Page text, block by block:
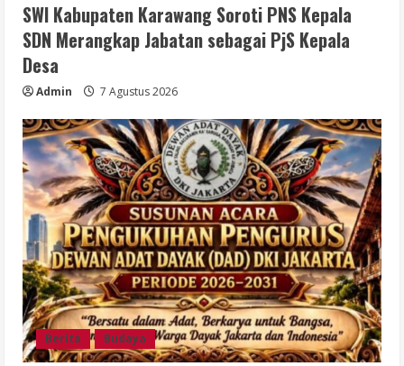
SWI Kabupaten Karawang Soroti PNS Kepala
SDN Merangkap Jabatan sebagai PjS Kepala
Desa
Admin 7 Agustus 2026
Berita Budaya